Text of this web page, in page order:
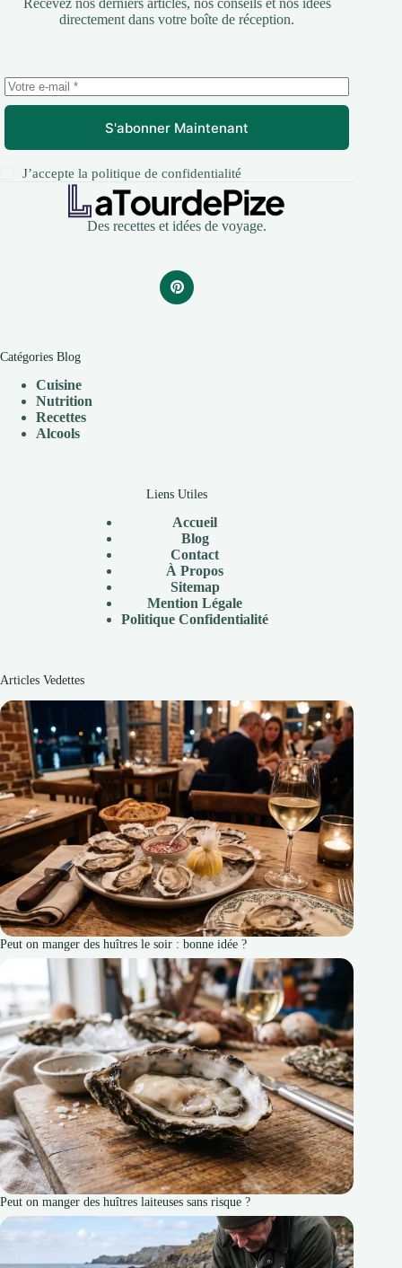
Recevez nos derniers articles, nos conseils et nos idées
directement dans votre boîte de réception.
S'abonner Maintenant
J’accepte lapolitique de confidentialité
Des recettes et idées de voyage.
Catégories Blog
Cuisine
Nutrition
Recettes
Alcools
Liens Utiles
Accueil
Blog
Contact
À Propos
Sitemap
Mention Légale
Politique Confidentialité
Articles Vedettes
Peut on manger des huîtres le soir : bonne idée ?
Peut on manger des huîtres laiteuses sans risque ?